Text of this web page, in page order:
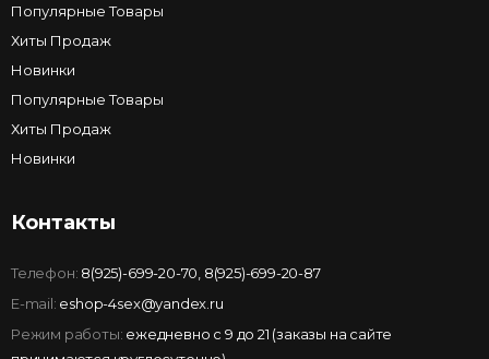
Популярные Товары
Хиты Продаж
Новинки
Популярные Товары
Хиты Продаж
Новинки
Контакты
Телефон: 8(925)-699-20-70 8(925)-699-20-87
E-mail: eshop-4sex@yandex.ru
Режим работы: ежедневно с 9 до 21 (заказы на сайте